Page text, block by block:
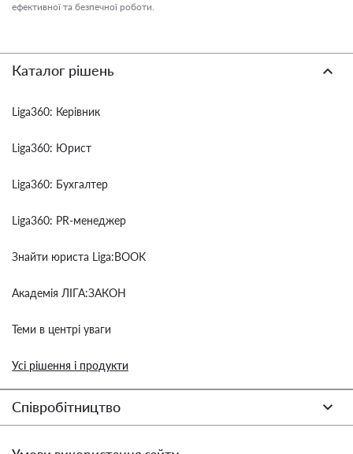
ефективної та безпечної роботи.
Каталог рішень
Liga360: Керівник
Liga360: Юрист
Liga360: Бухгалтер
Liga360: PR-менеджер
Знайти юриста Liga:BOOK
Академія ЛІГА:ЗАКОН
Теми в центрі уваги
Усі рішення і продукти
Співробітництво